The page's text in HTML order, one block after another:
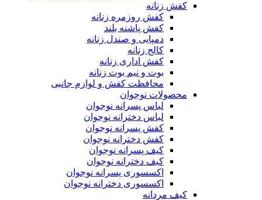
کفش زنانه
کفش روزمره زنانه
کفش پاشنه بلند
دمپایی و صندل زنانه
کالج زنانه
کفش اداری زنانه
بوت و نیم بوت زنانه
محافظت کفش و لوازم جانبی
محصولات نوجوان
لباس پسرانه نوجوان
لباس دخترانه نوجوان
کفش پسرانه نوجوان
کفش دخترانه نوجوان
کیف پسرانه نوجوان
کیف دخترانه نوجوان
اکسسوری پسرانه نوجوان
اکسسوری دخترانه نوجوان
کیف مردانه